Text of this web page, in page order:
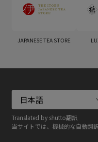
Translated by shutto翻訳
当サイトでは、機械的な自動翻
JAPANESE TEA STORE